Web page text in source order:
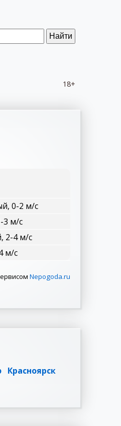
Найти
18+
0-2 м/с
3 м/с
2-4 м/с
м/с
Nepogoda.ru
Красноярск